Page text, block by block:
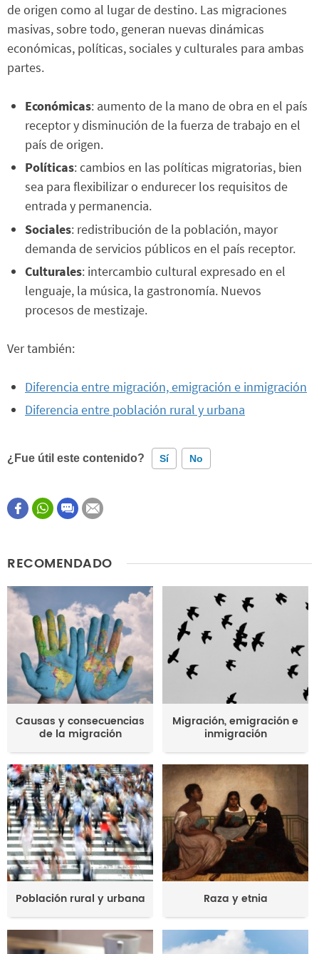
de origen como al lugar de destino. Las migraciones
masivas, sobre todo, generan nuevas dinámicas
económicas, políticas, sociales y culturales para ambas
partes.
Económicas: aumento de la mano de obra en el país
receptor y disminución de la fuerza de trabajo en el
país de origen.
Políticas: cambios en las políticas migratorias, bien
sea para flexibilizar o endurecer los requisitos de
entrada y permanencia.
Sociales: redistribución de la población, mayor
demanda de servicios públicos en el país receptor.
Culturales: intercambio cultural expresado en el
lenguaje, la música, la gastronomía. Nuevos
procesos de mestizaje.
Ver también:
Diferencia entre migración, emigración e inmigración
Diferencia entre población rural y urbana
¿Fue útil este contenido? Sí No
Este contenido contiene información incorrecta
Otro
RECOMENDADO
Causas y consecuencias
de la migración
Migración, emigración e
inmigración
Población rural y urbana Raza y etnia